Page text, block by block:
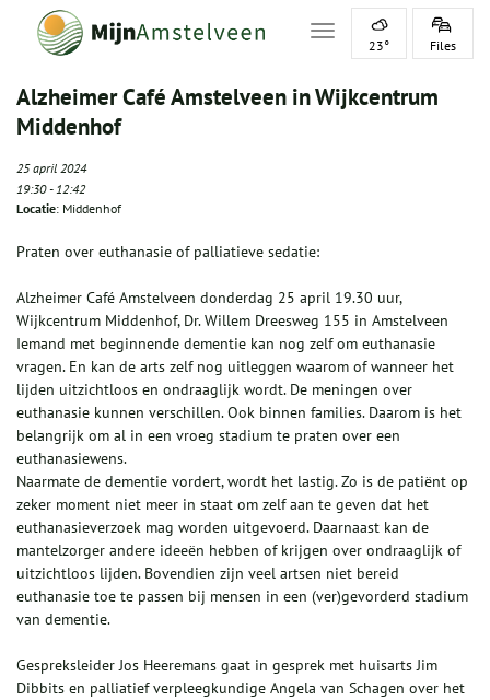
Toggle navigation
23° Files
Alzheimer Café Amstelveen in Wijkcentrum
Middenhof
25 april 2024
19:30-12:42
Locatie: Middenhof
Praten over euthanasie of palliatieve sedatie:
Alzheimer Café Amstelveen donderdag 25 april 19.30 uur,
Wijkcentrum Middenhof, Dr. Willem Dreesweg 155 in Amstelveen
Iemand met beginnende dementie kan nog zelf om euthanasie
vragen. En kan de arts zelf nog uitleggen waarom of wanneer het
lijden uitzichtloos en ondraaglijk wordt. De meningen over
euthanasie kunnen verschillen. Ook binnen families. Daarom is het
belangrijk om al in een vroeg stadium te praten over een
euthanasiewens.
Naarmate de dementie vordert, wordt het lastig. Zo is de patiënt op
zeker moment niet meer in staat om zelf aan te geven dat het
euthanasie­verzoek mag worden uitgevoerd. Daarnaast kan de
mantelzorger andere ideeën hebben of krijgen over ondraaglijk of
uitzichtloos lijden. Bovendien zijn veel artsen niet bereid
euthanasie toe te passen bij mensen in een (ver)gevorderd stadium
van dementie.
Gespreksleider Jos Heeremans gaat in gesprek met huisarts Jim
Dibbits en palliatief verpleegkundige Angela van Schagen over het